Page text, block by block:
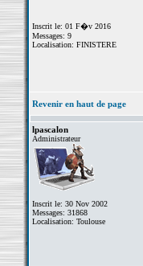
Inscrit le: 01 F�v 2016
Messages: 9
Localisation: FINISTERE
Revenir en haut de page
lpascalon
Administrateur
Inscrit le: 30 Nov 2002
Messages: 31868
Localisation: Toulouse